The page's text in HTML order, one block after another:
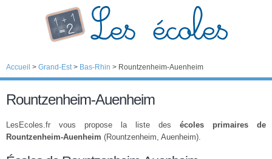
Accueil > Grand-Est> Bas-Rhin > Rountzenheim-Auenheim
Rountzenheim-Auenheim
LesEcoles.fr vous propose la liste des écoles primaires de
Rountzenheim-Auenheim (Rountzenheim, Auenheim).